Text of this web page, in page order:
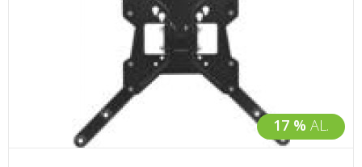
17 % AL.